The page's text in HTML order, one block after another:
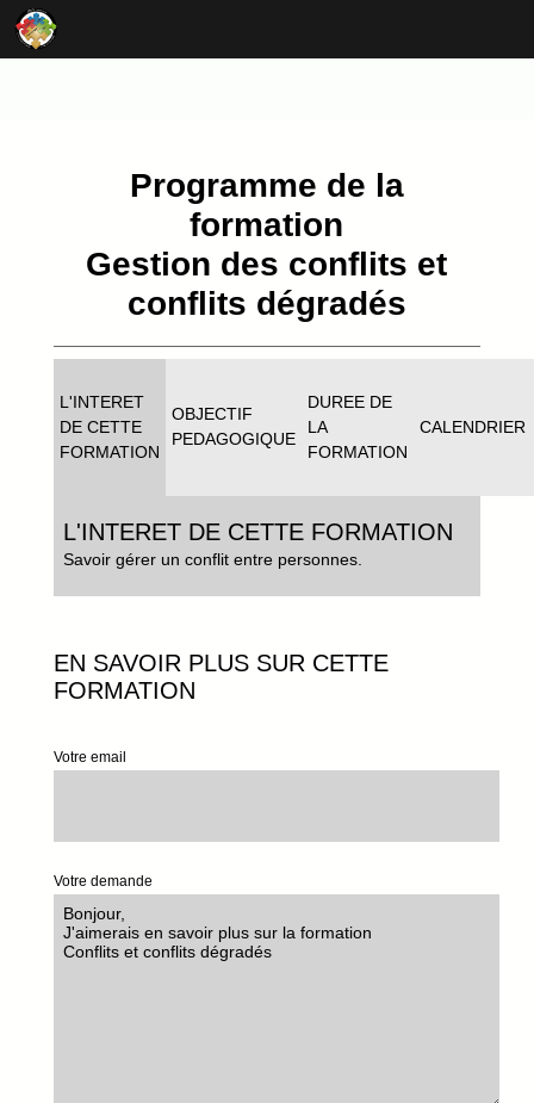
Programme de la
formation
Gestion des conflits et
conflits dégradés
L'INTERET
DE CETTE
FORMATION
OBJECTIF
PEDAGOGIQUE
DUREE DE
LA
FORMATION
CALENDRIER
L'INTERET DE CETTE FORMATION
Savoir gérer un conflit entre personnes.
EN SAVOIR PLUS SUR CETTE
FORMATION
Votre email
Votre demande